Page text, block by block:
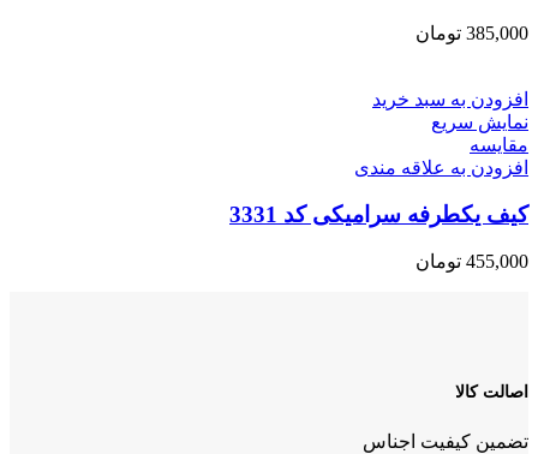
385,000 تومان
افزودن به سبد خرید
نمایش سریع
مقايسه
افزودن به علاقه مندی
کیف یکطرفه سرامیکی کد 3331
455,000 تومان
اصالت کالا
تضمین کیفیت اجناس